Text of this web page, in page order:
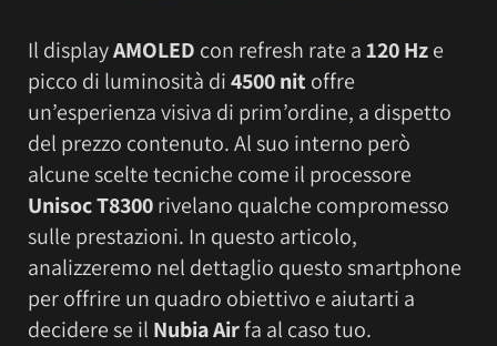
Il displayAMOLED con refresh rate a120 Hze
picco di luminosità di4500 nit offre
un’esperienza visiva di prim’ordine, a dispetto
del prezzo contenuto. Al suo interno però
alcune scelte tecniche come il processore
Unisoc T8300rivelano qualche compromesso
sulle prestazioni. In questo articolo,
analizzeremo nel dettaglio questo smartphone
per offrire un quadro obiettivo e aiutarti a
decidere se il Nubia Airfa al caso tuo.